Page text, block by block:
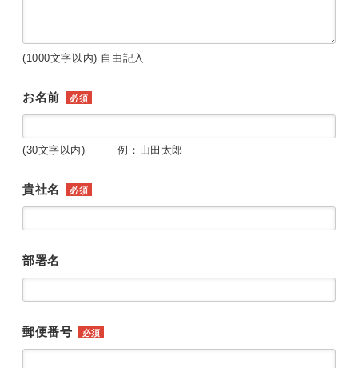
(1000文字以内) 自由記入
お名前 必須
(30文字以内) 例：山田太郎
貴社名 必須
部署名
郵便番号 必須